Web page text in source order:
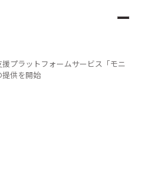
プラットフォームサービス「モニ
供を開始